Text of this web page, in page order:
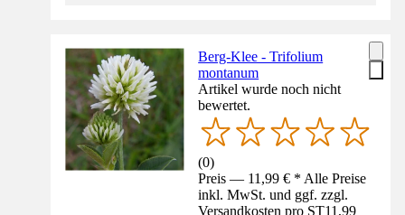
Berg-Klee - Trifolium
montanum
Artikel wurde noch nicht
bewertet.
(0)
Preis — 11,99 € * Alle Preise
inkl. MwSt. und ggf. zzgl.
Versandkosten pro ST11,99